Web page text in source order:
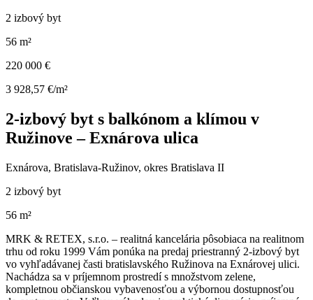
2 izbový byt
56 m²
220 000 €
3 928,57 €/m²
2-izbový byt s balkónom a klímou v
Ružinove – Exnárova ulica
Exnárova, Bratislava-Ružinov, okres Bratislava II
2 izbový byt
56 m²
MRK & RETEX, s.r.o. – realitná kancelária pôsobiaca na realitnom
trhu od roku 1999 Vám ponúka na predaj priestranný 2-izbový byt
vo vyhľadávanej časti bratislavského Ružinova na Exnárovej ulici.
Nachádza sa v príjemnom prostredí s množstvom zelene,
kompletnou občianskou vybavenosťou a výbornou dostupnosťou